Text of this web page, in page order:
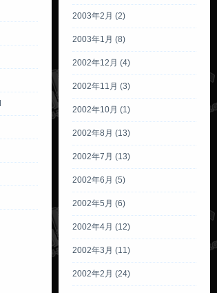
2003年2月 (2)
2003年1月 (8)
2002年12月 (4)
2002年11月 (3)
2002年10月 (1)
2002年8月 (13)
2002年7月 (13)
2002年6月 (5)
2002年5月 (6)
2002年4月 (12)
2002年3月 (11)
2002年2月 (24)